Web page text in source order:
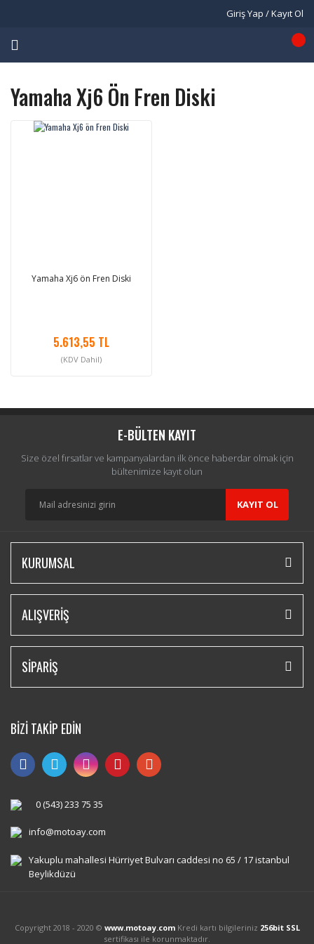
Giriş Yap / Kayıt Ol
Yamaha Xj6 Ön Fren Diski
Yamaha Xj6 ön Fren Diski
5.613,55 TL
(KDV Dahil)
E-BÜLTEN KAYIT
Size özel fırsatlar ve kampanyalardan ilk önce haberdar olmak için
bültenimize kayıt olun
KAYIT OL
KURUMSAL
ALIŞVERİŞ
SİPARİŞ
BİZİ TAKİP EDİN
0 (543) 233 75 35
info@motoay.com
Yakuplu mahallesi Hürriyet Bulvarı caddesi no 65 / 17 istanbul
Beylikdüzü
Copyright 2018 - 2020 © www.motoay.comKredi kartı bilgileriniz 256bit SSL
sertifikası ile korunmaktadır.